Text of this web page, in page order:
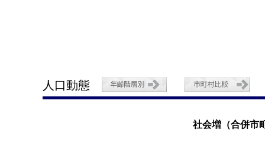
人口動態
社会増（合併市